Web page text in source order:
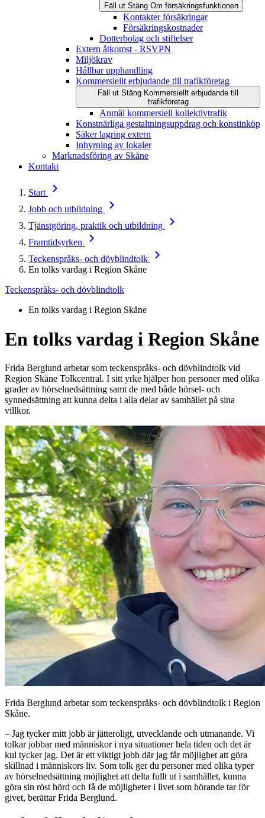
Fäll ut Stäng Om försäkringsfunktionen
Kontakter försäkringar
Försäkringskostnader
Dotterbolag och stiftelser
Extern åtkomst - RSVPN
Miljökrav
Hållbar upphandling
Kommersiellt erbjudande till trafikföretag
Fäll ut Stäng Kommersiellt erbjudande till
trafikföretag
Anmäl kommersiell kollektivtrafik
Konstnärliga gestaltningsuppdrag och konstinköp
Säker lagring extern
Inhyrning av lokaler
Marknadsföring av Skåne
Kontakt
Start
Jobb och utbildning
Tjänstgöring, praktik och utbildning
Framtidsyrken
Teckenspråks- och dövblindtolk
En tolks vardag i Region Skåne
Teckenspråks- och dövblindtolk
En tolks vardag i Region Skåne
En tolks vardag i Region Skåne
Frida Berglund arbetar som teckenspråks- och dövblindtolk vid
Region Skåne Tolkcentral. I sitt yrke hjälper hon personer med olika
grader av hörselnedsättning samt de med både hörsel- och
synnedsättning att kunna delta i alla delar av samhället på sina
villkor.
Frida Berglund arbetar som teckenspråks- och dövblindtolk i Region
Skåne.
– Jag tycker mitt jobb är jätteroligt, utvecklande och utmanande. Vi
tolkar jobbar med människor i nya situationer hela tiden och det är
kul tycker jag. Det är ett viktigt jobb där jag får möjlighet att göra
skillnad i människors liv. Som tolk ger du personer med olika typer
av hörselnedsättning möjlighet att delta fullt ut i samhället, kunna
göra sin röst hörd och få de möjligheter i livet som hörande tar för
givet, berättar Frida Berglund.